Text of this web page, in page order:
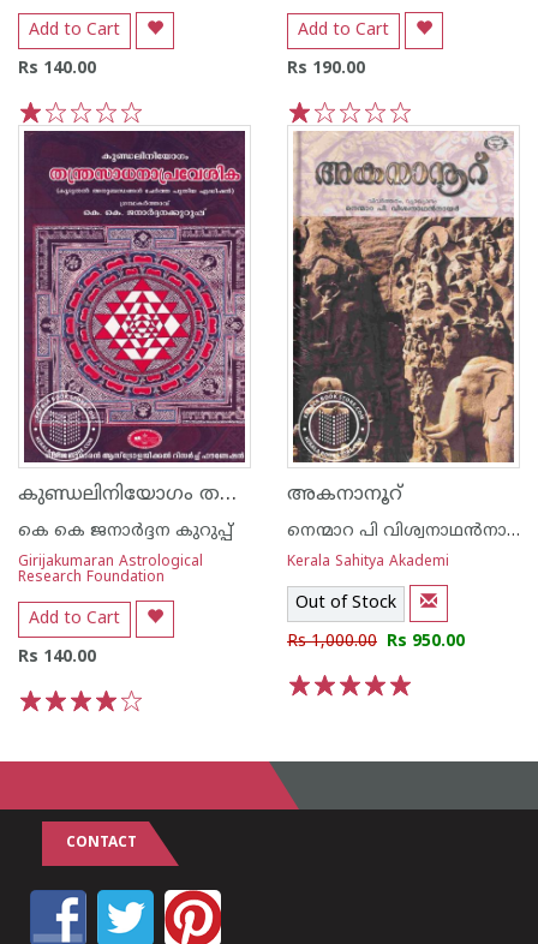
Add to Cart
Rs 140.00
5
4
3
2
1
Add to Cart
Rs 190.00
5
4
3
2
1
കുണ്ഡലിനിയോഗം തന്ത്രസാധനാപ്രവേശിക
കെ കെ ജനാർദ്ദന കുറുപ്പ്
Girijakumaran Astrological
Research Foundation
Add to Cart
Rs 140.00
അകനാനൂറ്
നെന്മാറ പി വിശ്വനാഥൻനായർ
Kerala Sahitya Akademi
Out of Stock
Rs 1,000.00 Rs 950.00
CONTACT